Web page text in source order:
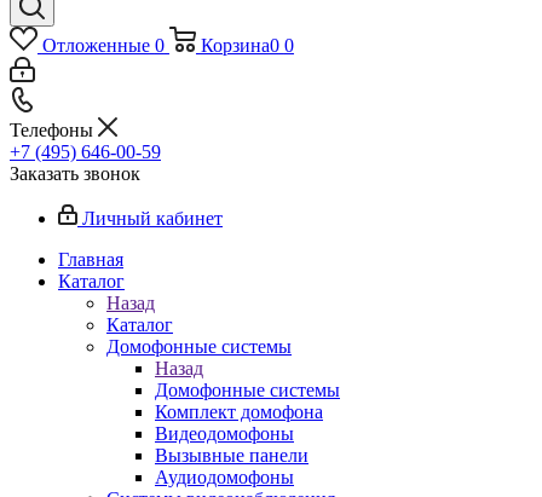
Отложенные 0 Корзина0 0
Телефоны
+7 (495) 646-00-59
Заказать звонок
Личный кабинет
Главная
Каталог
Назад
Каталог
Домофонные системы
Назад
Домофонные системы
Комплект домофона
Видеодомофоны
Вызывные панели
Аудиодомофоны